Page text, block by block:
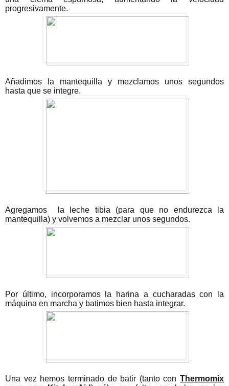
progresivamente.
Añadimos la mantequilla y mezclamos unos segundos
hasta que se integre.
Agregamos
la leche tibia (para que no endurezca la
mantequilla) y volvemos a mezclar unos segundos.
Por último, incorporamos la harina a cucharadas con la
máquina en marcha y batimos bien hasta integrar.
Una vez hemos terminado de batir (tanto con Thermomix